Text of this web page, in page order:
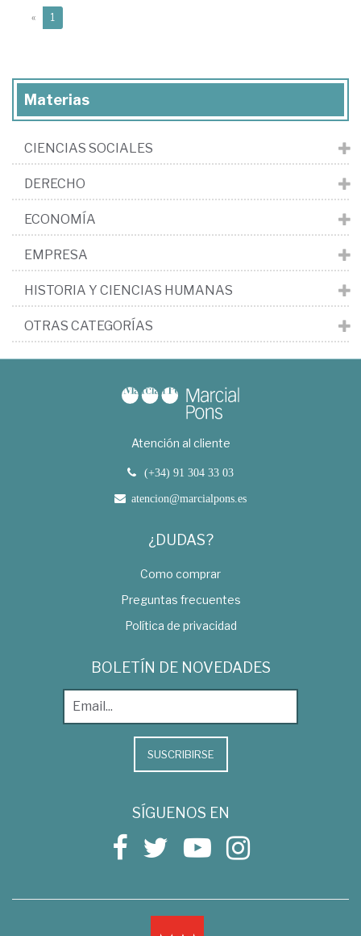
« 1
Materias
CIENCIAS SOCIALES
DERECHO
ECONOMÍA
EMPRESA
HISTORIA Y CIENCIAS HUMANAS
OTRAS CATEGORÍAS
Atención al cliente
(+34) 91 304 33 03
atencion@marcialpons.es
¿DUDAS?
Como comprar
Preguntas frecuentes
Política de privacidad
BOLETÍN DE NOVEDADES
SUSCRIBIRSE
SÍGUENOS EN